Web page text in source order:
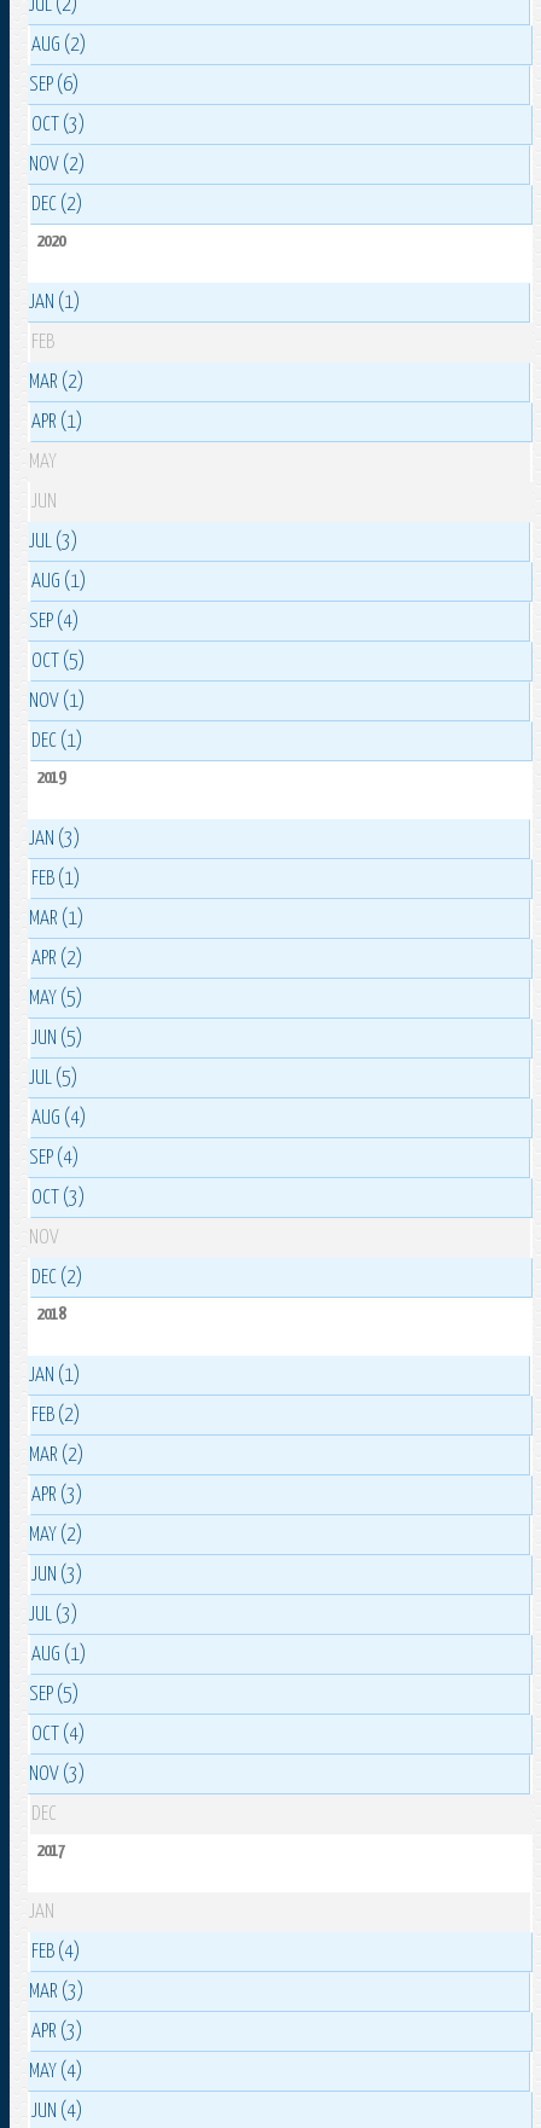
JUL (2)
AUG (2)
SEP (6)
OCT (3)
NOV (2)
DEC (2)
2020
JAN (1)
FEB
MAR (2)
APR (1)
MAY
JUN
JUL (3)
AUG (1)
SEP (4)
OCT (5)
NOV (1)
DEC (1)
2019
JAN (3)
FEB (1)
MAR (1)
APR (2)
MAY (5)
JUN (5)
JUL (5)
AUG (4)
SEP (4)
OCT (3)
NOV
DEC (2)
2018
JAN (1)
FEB (2)
MAR (2)
APR (3)
MAY (2)
JUN (3)
JUL (3)
AUG (1)
SEP (5)
OCT (4)
NOV (3)
DEC
2017
JAN
FEB (4)
MAR (3)
APR (3)
MAY (4)
JUN (4)